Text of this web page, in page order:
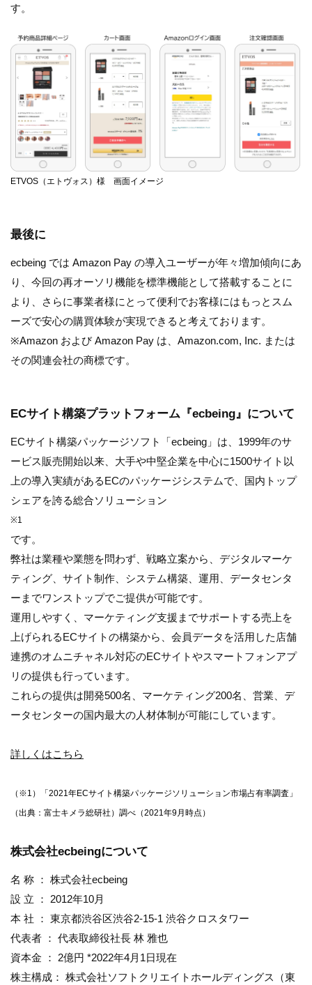
す。
ETVOS（エトヴォス）様 画面イメージ
最後に
ecbeing では Amazon Pay の導入ユーザーが年々増加傾向にあ
り、今回の再オーソリ機能を標準機能として搭載することに
より、さらに事業者様にとって便利でお客様にはもっとスム
ーズで安心の購買体験が実現できると考えております。
※Amazon および Amazon Pay は、Amazon.com, Inc. または
その関連会社の商標です。
ECサイト構築プラットフォーム『ecbeing』について
ECサイト構築パッケージソフト「ecbeing」は、1999年のサ
ービス販売開始以来、大手や中堅企業を中心に1500サイト以
上の導入実績があるECのパッケージシステムで、国内トップ
シェアを誇る総合ソリューション
※1
です。
弊社は業種や業態を問わず、戦略立案から、デジタルマーケ
ティング、サイト制作、システム構築、運用、データセンタ
ーまでワンストップでご提供が可能です。
運用しやすく、マーケティング支援までサポートする売上を
上げられるECサイトの構築から、会員データを活用した店舗
連携のオムニチャネル対応のECサイトやスマートフォンアプ
リの提供も行っています。
これらの提供は開発500名、マーケティング200名、営業、デ
ータセンターの国内最大の人材体制が可能にしています。
詳しくはこちら
（※1）「2021年ECサイト構築パッケージソリューション市場占有率調査」
（出典：富士キメラ総研社）調べ（2021年9月時点）
株式会社ecbeingについて
名 称 ： 株式会社ecbeing
設 立 ： 2012年10月
本 社 ： 東京都渋谷区渋谷2-15-1 渋谷クロスタワー
代表者 ： 代表取締役社長 林 雅也
資本金 ： 2億円 *2022年4月1日現在
株主構成： 株式会社ソフトクリエイトホールディングス（東